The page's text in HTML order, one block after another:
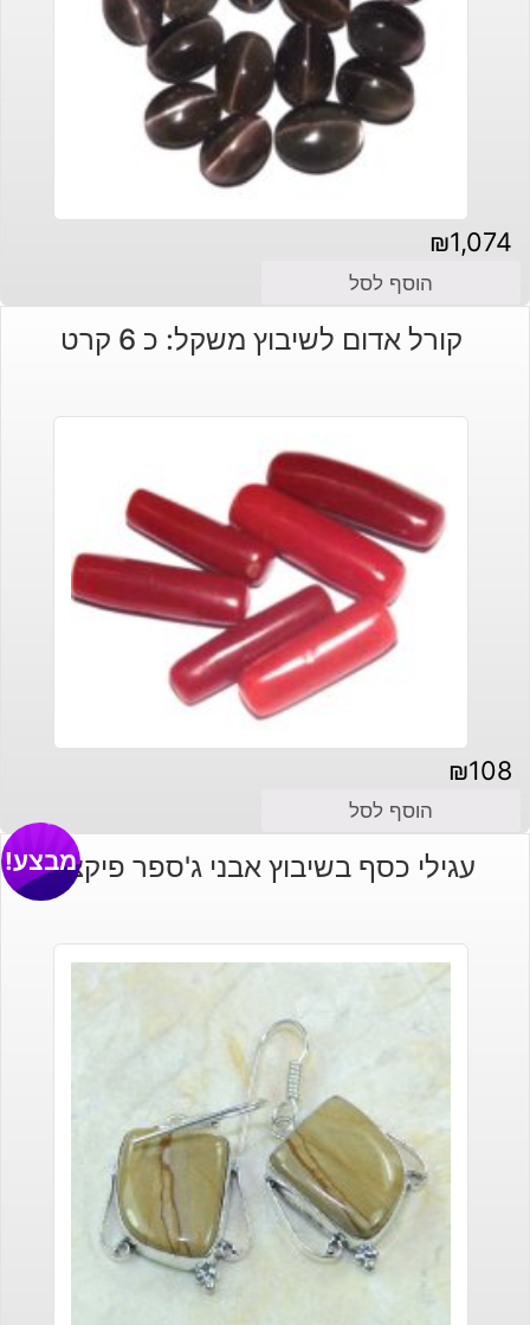
₪1,074
הוסף לסל
קורל אדום לשיבוץ משקל: כ 6 קרט
₪108
הוסף לסל
עגילי כסף בשיבוץ אבני ג'ספר פיקצ'רמבצע!